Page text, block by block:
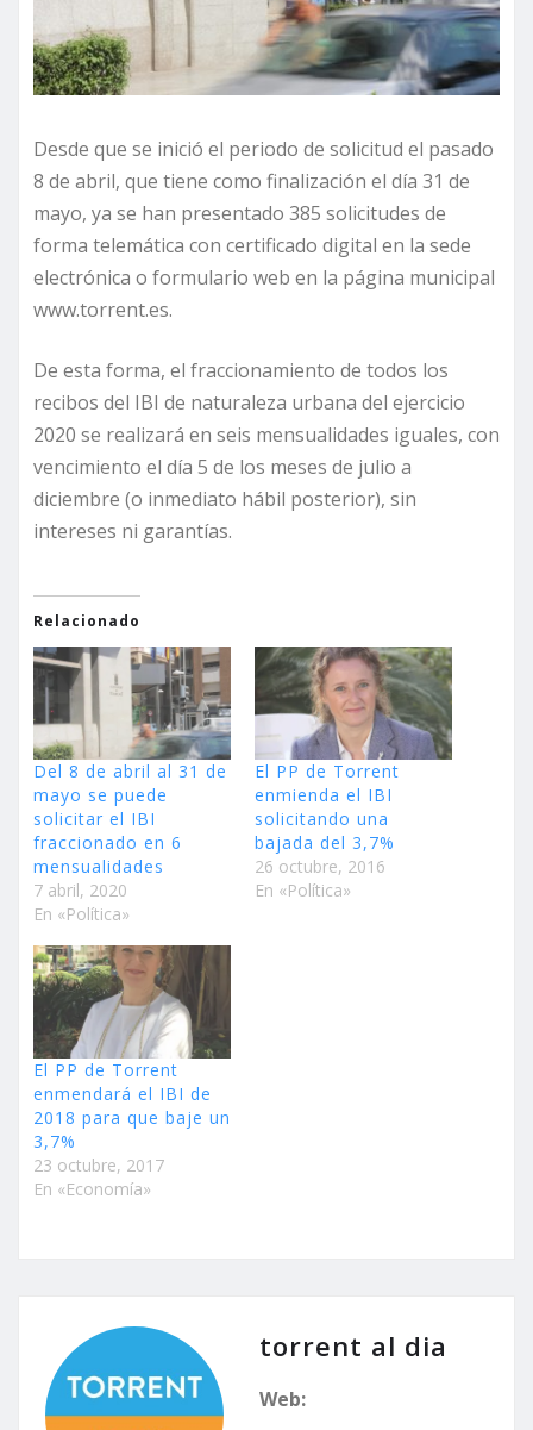
Desde que se inició el periodo de solicitud el pasado
8 de abril, que tiene como finalización el día 31 de
mayo, ya se han presentado 385 solicitudes de
forma telemática con certificado digital en la sede
electrónica o formulario web en la página municipal
www.torrent.es.
De esta forma, el fraccionamiento de todos los
recibos del IBI de naturaleza urbana del ejercicio
2020 se realizará en seis mensualidades iguales, con
vencimiento el día 5 de los meses de julio a
diciembre (o inmediato hábil posterior), sin
intereses ni garantías.
Relacionado
Del 8 de abril al 31 de
mayo se puede
solicitar el IBI
fraccionado en 6
mensualidades
7 abril, 2020
En «Política»
El PP de Torrent
enmienda el IBI
solicitando una
bajada del 3,7%
26 octubre, 2016
En «Política»
El PP de Torrent
enmendará el IBI de
2018 para que baje un
3,7%
23 octubre, 2017
En «Economía»
torrent al dia
Web: